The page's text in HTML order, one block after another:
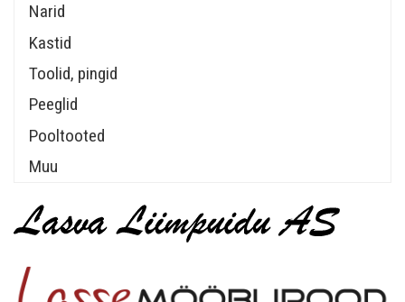
Narid
Kastid
Toolid, pingid
Peeglid
Pooltooted
Muu